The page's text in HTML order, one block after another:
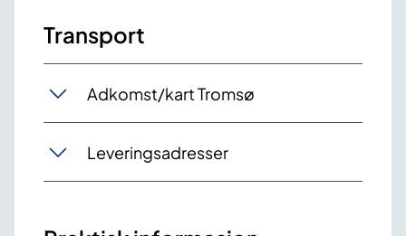
Transport
Adkomst/kart Tromsø
Leveringsadresser